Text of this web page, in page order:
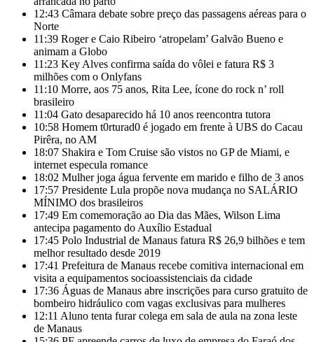
12:43 Câmara debate sobre preço das passagens aéreas para o
Norte
11:39 Roger e Caio Ribeiro ‘atropelam’ Galvão Bueno e
animam a Globo
11:23 Key Alves confirma saída do vôlei e fatura R$ 3
milhões com o Onlyfans
11:10 Morre, aos 75 anos, Rita Lee, ícone do rock n’ roll
brasileiro
11:04 Gato desaparecido há 10 anos reencontra tutora
10:58 Homem t0rturad0 é jogado em frente à UBS do Cacau
Pirêra, no AM
18:07 Shakira e Tom Cruise são vistos no GP de Miami, e
internet especula romance
18:02 Mulher joga água fervente em marido e filho de 3 anos
17:57 Presidente Lula propõe nova mudança no SALÁRIO
MÍNIMO dos brasileiros
17:49 Em comemoração ao Dia das Mães, Wilson Lima
antecipa pagamento do Auxílio Estadual
17:45 Polo Industrial de Manaus fatura R$ 26,9 bilhões e tem
melhor resultado desde 2019
17:41 Prefeitura de Manaus recebe comitiva internacional em
visita a equipamentos socioassistenciais da cidade
17:36 Águas de Manaus abre inscrições para curso gratuito de
bombeiro hidráulico com vagas exclusivas para mulheres
12:11 Aluno tenta furar colega em sala de aula na zona leste
de Manaus